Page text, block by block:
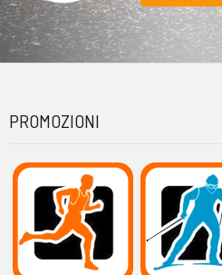
PROMOZIONI